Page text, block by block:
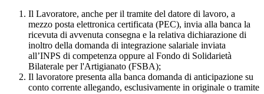
Il Lavoratore, anche per il tramite del datore di lavoro, a
mezzo posta elettronica certificata (PEC), invia alla banca la
ricevuta di avvenuta consegna e la relativa dichiarazione di
inoltro della domanda di integrazione salariale inviata
all’INPS di competenza oppure al Fondo di Solidarietà
Bilaterale per l'Artigianato (FSBA);
Il lavoratore presenta alla banca domanda di anticipazione su
conto corrente allegando, esclusivamente in originale o tramite